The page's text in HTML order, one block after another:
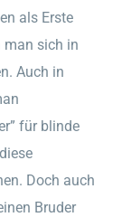
als Erste
man sich in
Auch in
für blinde
Doch auch
Bruder